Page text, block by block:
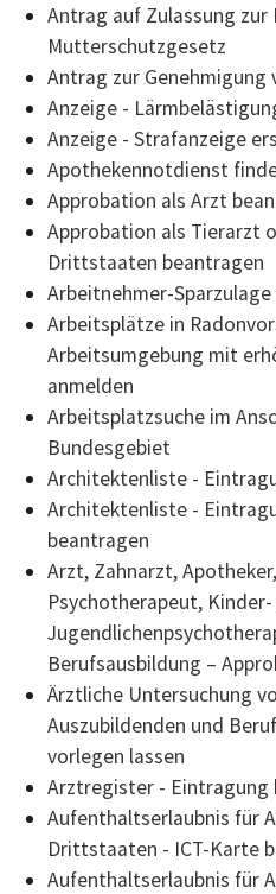
Antrag auf Zulassung zur
Mutterschutzgesetz
Antrag zur Genehmigung
Anzeige -
Anzeige - Strafanzeige
Apothekennotdienst
Approbation als Arzt
Approbation als Tierarzt
Drittstaaten beantragen
Arbeitnehmer-
Arbeitsplätze in
Arbeitsumgebung mit
anmelden
Arbeitsplatzsuche im
Bundesgebiet
Architektenliste -
Architektenliste -
beantragen
Arzt, Zahnarzt,
Psychotherapeut, Kinder-
Berufsausbildung –
Ärztliche Untersuchung
Auszubildenden und
vorlegen lassen
Arztregister - Eintragung
Aufenthaltserlaubnis für
Drittstaaten - ICT-Karte
Aufenthaltserlaubnis für